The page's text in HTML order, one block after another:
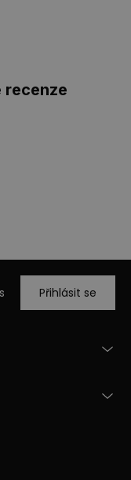
recenze
Přihlásit se